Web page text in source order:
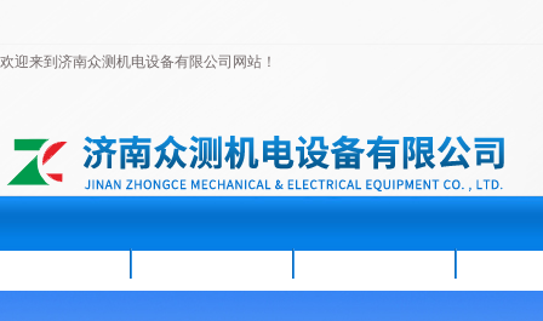
欢迎来到济南众测机电设备有限公司网站！